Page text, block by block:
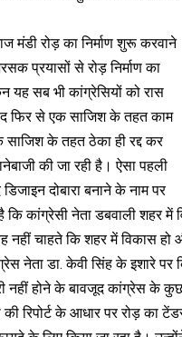
मंडी रोड़ का निर्माण शुरू करवाने
प्रयासों से रोड़ निर्माण का
यह सब भी कांग्रेसियों को रास
फिर से एक साजिश के तहत काम
के तहत ठेका ही रद्द कर
की जा रही है। ऐसा पहली
दोबारा बनाने के नाम पर
कि कांग्रेसी नेता डबवाली शहर में
नहीं चाहते कि शहर में विकास हो
नेता डा. केवी सिंह के इशारे पर
होने के बावजूद कांग्रेस के कुछ
रिपोर्ट के आधार पर रोड़ का